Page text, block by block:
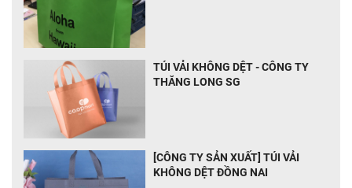
TÚI VẢI KHÔNG DỆT - CÔNG TY
THĂNG LONG SG
[CÔNG TY SẢN XUẤT] TÚI VẢI
KHÔNG DỆT ĐỒNG NAI